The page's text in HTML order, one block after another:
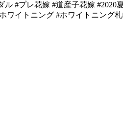
#プレ花嫁 #道産子花嫁
イトニング #ホワイトニング